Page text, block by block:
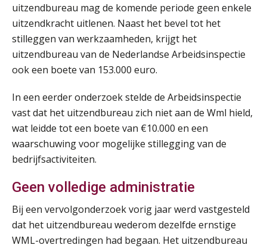
uitzendbureau mag de komende periode geen enkele
uitzendkracht uitlenen. Naast het bevel tot het
stilleggen van werkzaamheden, krijgt het
uitzendbureau van de Nederlandse Arbeidsinspectie
ook een boete van 153.000 euro.
In een eerder onderzoek stelde de Arbeidsinspectie
vast dat het uitzendbureau zich niet aan de Wml hield,
wat leidde tot een boete van €10.000 en een
waarschuwing voor mogelijke stillegging van de
bedrijfsactiviteiten.
Geen volledige administratie
Bij een vervolgonderzoek vorig jaar werd vastgesteld
dat het uitzendbureau wederom dezelfde ernstige
WML-overtredingen had begaan. Het uitzendbureau
28
AUG
Opfriscursus VPS (NIRPA PE)
Markus Verbeek Praehep
31
01
SEP
Cursus Van salarisadministrateur naar beloningsadviseur (basis)
MOCuitgevers
MOCuitgevers
07
SEP
Online cursus Bedingen in de arbeidsovereenkomst
MOCuitgevers